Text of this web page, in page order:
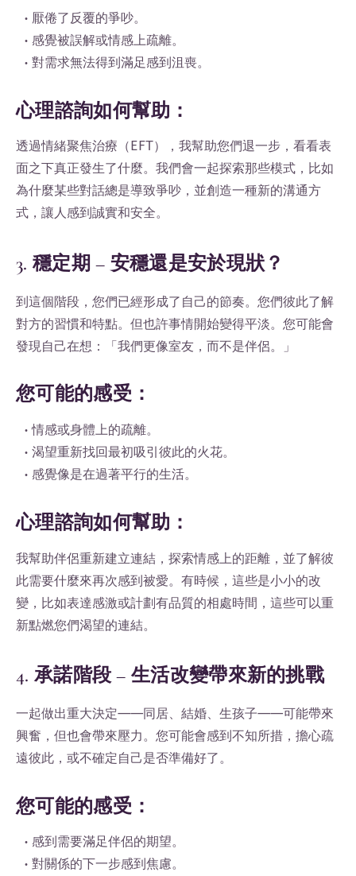
• 厭倦了反覆的爭吵。
• 感覺被誤解或情感上疏離。
• 對需求無法得到滿足感到沮喪。
心理諮詢如何幫助：
透過情緒聚焦治療（EFT），我幫助您們退一步，看看表
面之下真正發生了什麼。我們會一起探索那些模式，比如
為什麼某些對話總是導致爭吵，並創造一種新的溝通方
式，讓人感到誠實和安全。
3. 穩定期 – 安穩還是安於現狀？
到這個階段，您們已經形成了自己的節奏。您們彼此了解
對方的習慣和特點。但也許事情開始變得平淡。您可能會
發現自己在想：「我們更像室友，而不是伴侶。」
您可能的感受：
• 情感或身體上的疏離。
• 渴望重新找回最初吸引彼此的火花。
• 感覺像是在過著平行的生活。
心理諮詢如何幫助：
我幫助伴侶重新建立連結，探索情感上的距離，並了解彼
此需要什麼來再次感到被愛。有時候，這些是小小的改
變，比如表達感激或計劃有品質的相處時間，這些可以重
新點燃您們渴望的連結。
4. 承諾階段 – 生活改變帶來新的挑戰
一起做出重大決定——同居、結婚、生孩子——可能帶來
興奮，但也會帶來壓力。您可能會感到不知所措，擔心疏
遠彼此，或不確定自己是否準備好了。
您可能的感受：
• 感到需要滿足伴侶的期望。
• 對關係的下一步感到焦慮。